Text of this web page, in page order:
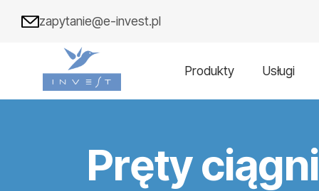
zapytanie@e-invest.pl
Produkty Usługi
Pręty